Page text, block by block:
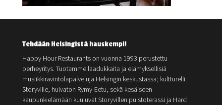
Tehdään Helsingistä hauskempi!
Happy Hour Restaurants on vuonna 1993 perustettu
perheyritys. Tuotamme laadukkaita ja elämyksellisiä
musiikkiravintolapalveluja Helsingin keskustassa; kultturelli
Storyville, hulvaton Rymy-Eetu, sekä kesäiseen
kaupunkielämään kuuluvat Storyvillen puistoterassi ja Hard